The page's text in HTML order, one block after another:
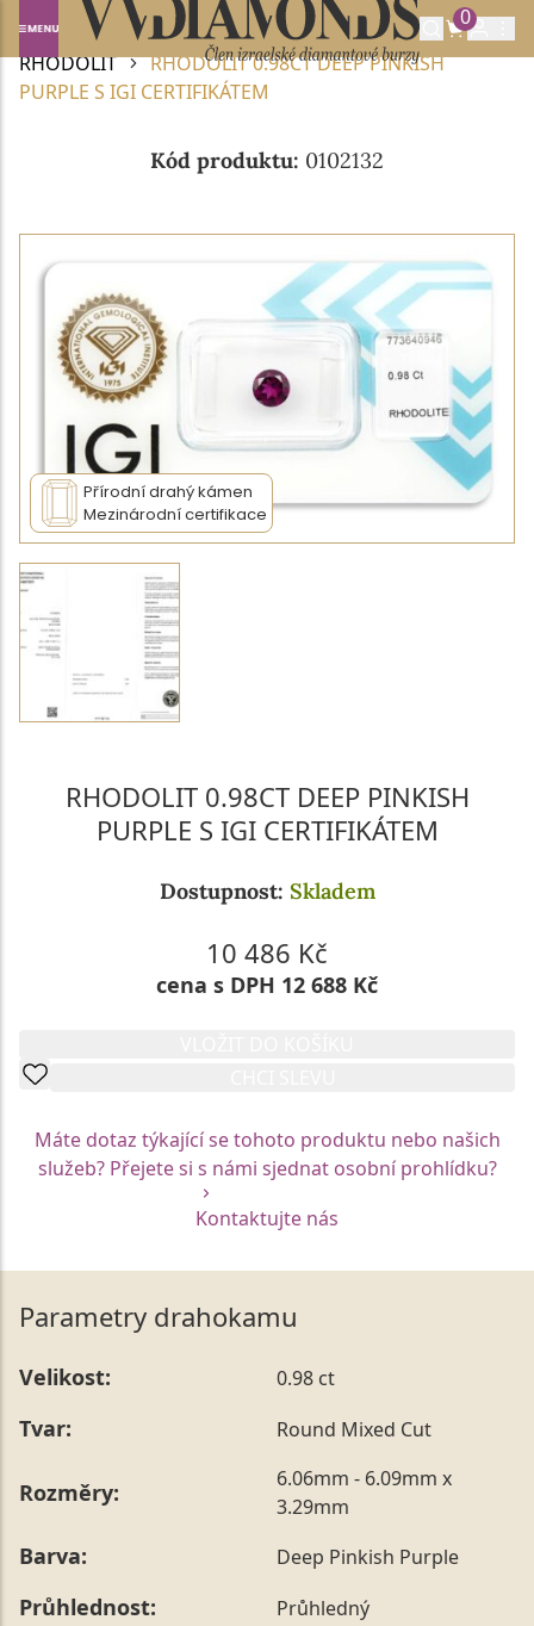
0
Domů
DRAHOKAMY A POLODRAHOKAMY
RHODOLIT
RHODOLIT 0.98CT DEEP PINKISH
PURPLE S IGI CERTIFIKÁTEM
Kód produktu: 0102132
Přírodní drahý kámen
Mezinárodní certifikace
RHODOLIT 0.98CT DEEP PINKISH
PURPLE S IGI CERTIFIKÁTEM
Dostupnost: Skladem
10 486 Kč
cena s DPH 12 688 Kč
Máte dotaz týkající se tohoto produktu nebo našich
služeb? Přejete si s námi sjednat osobní prohlídku?
Kontaktujte nás
Parametry drahokamu
Velikost: 0.98 ct
Tvar: Round Mixed Cut
Rozměry:
6.06mm - 6.09mm x
3.29mm
Barva: Deep Pinkish Purple
Průhlednost: Průhledný